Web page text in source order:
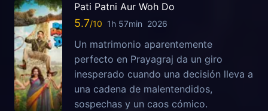
Pati Patni Aur Woh Do
5.7 1h 57min 2026
Un matrimonio aparentemente
perfecto en Prayagraj da un giro
inesperado cuando una decisión lleva a
una cadena de malentendidos,
sospechas y un caos cómico.